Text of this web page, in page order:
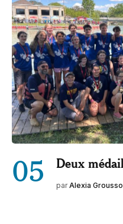
05 Deux
par Alexia